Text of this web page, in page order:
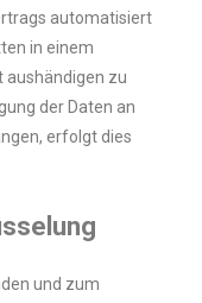
automatisiert
in einem
aushändigen zu
der Daten an
erfolgt dies
und zum